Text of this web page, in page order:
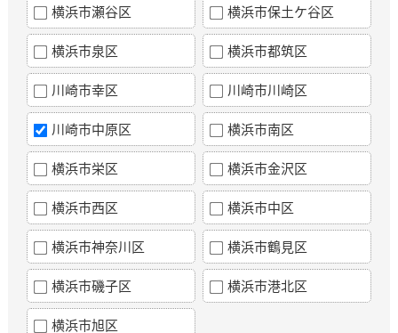
横浜市瀬谷区 横浜市保土ケ谷区
横浜市泉区 横浜市都筑区
川崎市幸区 川崎市川崎区
川崎市中原区 横浜市南区
横浜市栄区 横浜市金沢区
横浜市西区 横浜市中区
横浜市神奈川区 横浜市鶴見区
横浜市磯子区 横浜市港北区
横浜市旭区